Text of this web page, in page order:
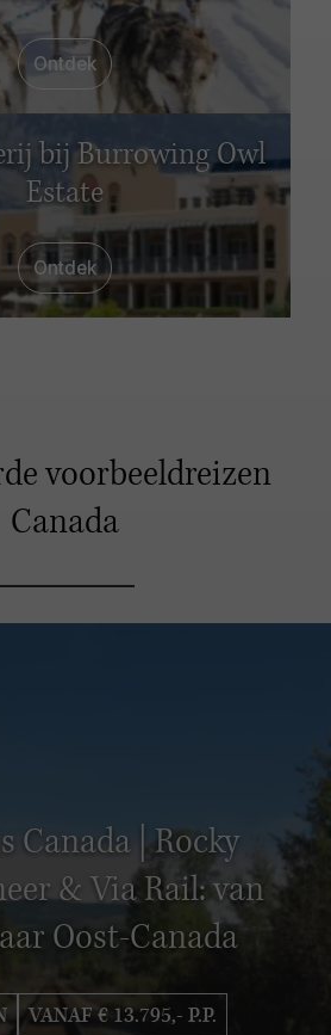
Ontdek
bij Burrowing Owl
Estate
Ontdek
voorbeeldreizen
Canada
Canada | Rocky
& Via Rail: van
Oost-Canada
VANAF € 13.795,- P.P.